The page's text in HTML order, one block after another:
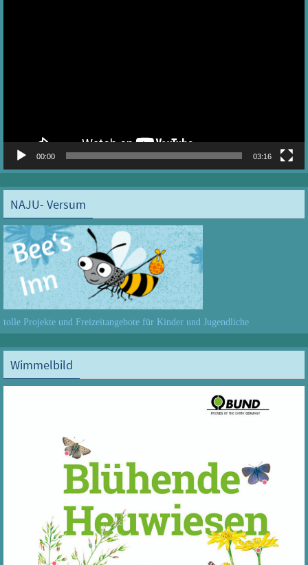
00:00 03:16
NAJU- Versum
tolle Projekte und Freizeitangebote für Kinder und Jugendliche
Wimmelbild